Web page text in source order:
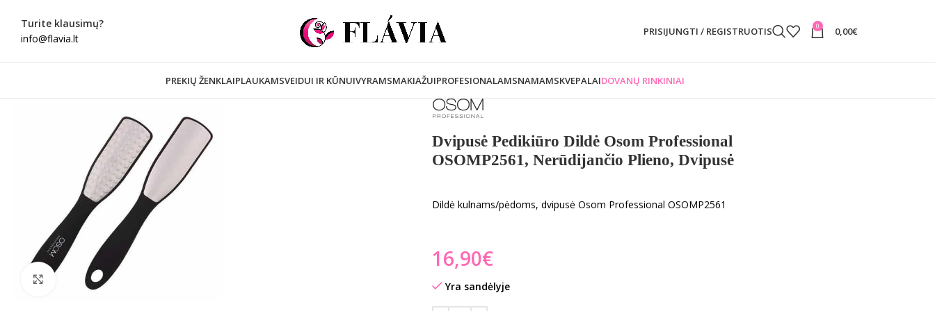
Turite klausimų?
info@flavia.lt
PRISIJUNGTI / REGISTRUOTIS 0 0,00€
PREKIŲ ŽENKLAIPLAUKAMSVEIDUI IR KŪNUIVYRAMSMAKIAŽUIPROFESIONALAMSNAMAMSKVEPALAIDOVANŲ RINKINIAI
Spustelėkite norėdami padidinti
Dvipusė Pedikiūro Dildė Osom Professional
OSOMP2561, Nerūdijančio Plieno, Dvipusė
Dildė kulnams/pėdoms, dvipusė Osom Professional OSOMP2561
€
Yra sandėlyje